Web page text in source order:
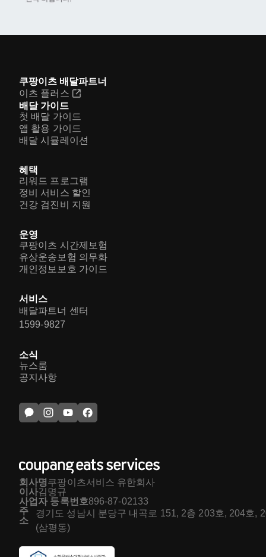
쿠팡이츠 배달파트너
이츠 플러스
배달 가이드
첫 배달 가이드
앱 활용 가이드
배달 시뮬레이션
혜택
리워드 프로그램
정비 서비스 할인
건강 검진비 지원
운영
쿠팡이츠 시간제보험
유상운송보험 의무화
개인정보보호 가이드
서비스
배달파트너 센터
1599-9827
소식
뉴스룸
공지사항
회사명쿠팡이츠서비스 유한회사
이사김명규
사업자 등록번호896-87-02133
주
소
경기도 성남시 분당구 내곡로 151, 2층 203호, 204호,
(삼평동)